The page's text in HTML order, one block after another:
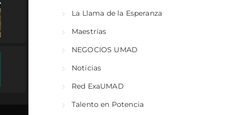
La Llama de la Esperanza
Maestrías
NEGOCIOS UMAD
Noticias
Red ExaUMAD
Talento en Potencia